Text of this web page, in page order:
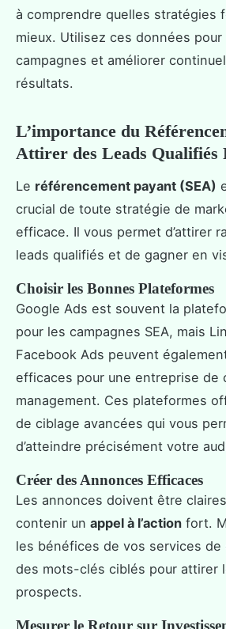
à comprendre quelles stratégies
mieux. Utilisez ces données
campagnes et améliorer
résultats.
L’importance du
Attirer des Leads Qualifiés
Le référencement payant (SEA)
crucial de toute stratégie de
efficace. Il vous permet d’attirer
leads qualifiés et de gagner en
Choisir les Bonnes Plateformes
Google Ads est souvent la
pour les campagnes SEA, mais
Facebook Ads peuvent
efficaces pour une entreprise de
management. Ces plateformes
de ciblage avancées qui vous
d’atteindre précisément votre
Créer des Annonces Efficaces
Les annonces doivent être
contenir un appel à l’action fort.
les bénéfices de vos services
des mots-clés ciblés pour attirer
prospects.
Mesurer le Retour sur